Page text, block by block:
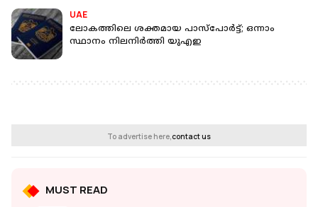
UAE
ലോകത്തിലെ ശക്തമായ പാസ്പോർട്ട്; ഒന്നാം
സ്ഥാനം നിലനിർത്തി യുഎഇ
To advertise here,contact us
MUST READ